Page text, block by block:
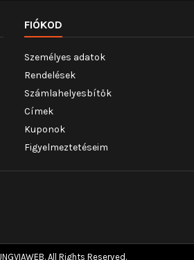
FIÓKOD
Személyes adatok
Rendelések
Számlahelyesbítők
Címek
Kuponok
Figyelmeztetéseim
All Rights Reserved.